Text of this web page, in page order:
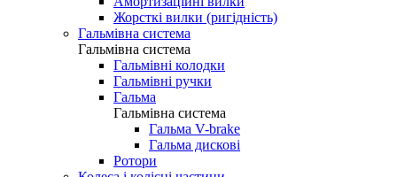
Жорсткі вилки (ригідність)
Гальмівна система
Гальмівна система
Гальмівні колодки
Гальмівні ручки
Гальма
Гальмівна система
Гальма V-brake
Гальма дискові
Ротори